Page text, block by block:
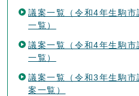
議案一覧（令和4年生駒
一覧）
議案一覧（令和4年生駒
一覧）
議案一覧（令和3年生駒
案一覧）